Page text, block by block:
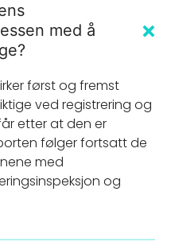
med å
først og fremst
ved registrering og
etter at den er
følger fortsatt de
med
og